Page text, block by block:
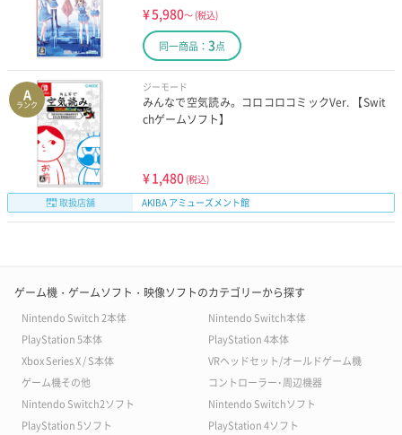
¥5,980～ (税込)
同一商品： 3点
A
ランク
ジーモード
みんなで空気読み。コロコロコミックVer. 【Swit
chゲームソフト】
¥1,480 (税込)
取扱店舗
AKIBA アミューズメント館
ゲーム機・ゲームソフト・映像ソフトのカテゴリーから探す
Nintendo Switch 2本体
Nintendo Switch本体
PlayStation 5本体
PlayStation 4本体
Xbox Series X / S本体
VRヘッドセット/オールドゲーム機
ゲーム機その他
コントローラー･周辺機器
Nintendo Switch2ソフト
Nintendo Switchソフト
PlayStation 5ソフト
PlayStation 4ソフト